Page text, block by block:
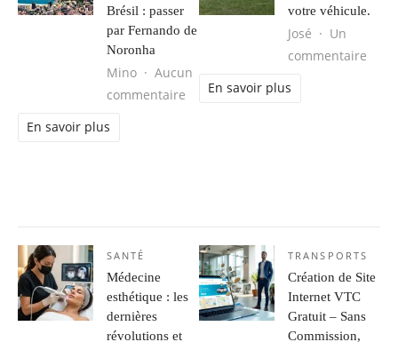
Brésil : passer
par Fernando de
Noronha
Mino
Aucun
commentaire sur Séjour d’aventure au Brésil :
En savoir plus
votre véhicule.
José
Un
commentaire
En savoir plus
SANTÉ
Médecine
esthétique : les
dernières
révolutions et
TRANSPORTS
Création de Site
Internet VTC
Gratuit – Sans
Commission,